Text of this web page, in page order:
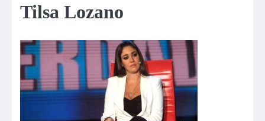
Tilsa Lozano